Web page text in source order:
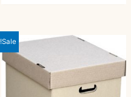
29 ₪.
23 ₪.
Sale!